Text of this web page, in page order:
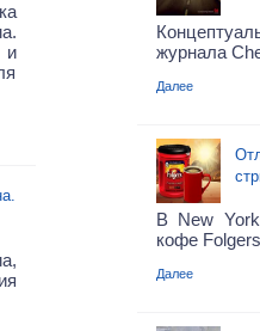
и
журнала
Далее
В New
кофе
Далее